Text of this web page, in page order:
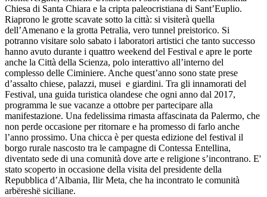
Chiesa di Santa Chiara e la cripta paleocristiana di Sant’Euplio.
Riaprono le grotte scavate sotto la città: si visiterà quella
dell’Amenano e la grotta Petralia, vero tunnel preistorico. Si
potranno visitare solo sabato i laboratori artistici che tanto successo
hanno avuto durante i quattro weekend del Festival e apre le porte
anche la Città della Scienza, polo interattivo all’interno del
complesso delle Ciminiere. Anche quest’anno sono state prese
d’assalto chiese, palazzi, musei e giardini. Tra gli innamorati del
Festival, una guida turistica olandese che ogni anno dal 2017,
programma le sue vacanze a ottobre per partecipare alla
manifestazione. Una fedelissima rimasta affascinata da Palermo, che
non perde occasione per ritornare e ha promesso di farlo anche
l’anno prossimo. Una chicca è per questa edizione del festival il
borgo rurale nascosto tra le campagne di Contessa Entellina,
diventato sede di una comunità dove arte e religione s’incontrano. E'
stato scoperto in occasione della visita del presidente della
Repubblica d’Albania, Ilir Meta, che ha incontrato le comunità
arbëreshë siciliane.